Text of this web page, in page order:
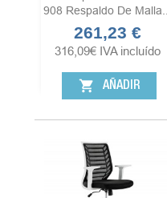
908 Respaldo De Malla...
Precio
261,23 €
316,09€ IVA incluído
shopping_cart AÑADIR